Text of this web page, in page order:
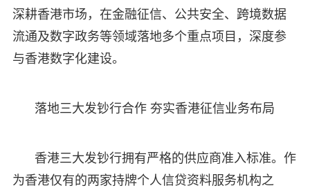
深耕香港市场，在金融征信、公共安全、跨境数据
流通及数字政务等领域落地多个重点项目，深度参
与香港数字化建设。
落地三大发钞行合作 夯实香港征信业务布局
香港三大发钞行拥有严格的供应商准入标准。作
为香港仅有的两家持牌个人信贷资料服务机构之